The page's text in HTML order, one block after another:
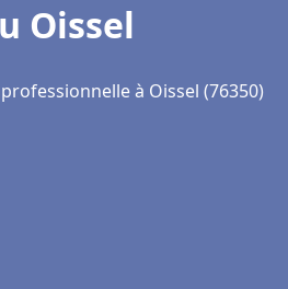
Oissel
à Oissel (76350)